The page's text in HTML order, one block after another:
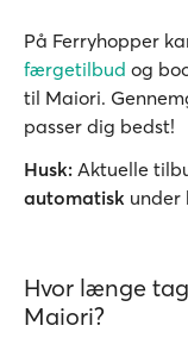
På Ferryhopper
færgetilbud og
til Maiori.
passer dig bedst!
Husk: Aktuelle
automatisk under
Hvor længe
Maiori?